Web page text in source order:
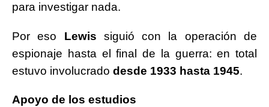
para investigar nada.
Por eso Lewis siguió con la operación de
espionaje hasta el final de la guerra: en total
estuvo involucrado desde 1933 hasta 1945.
Apoyo de los estudios